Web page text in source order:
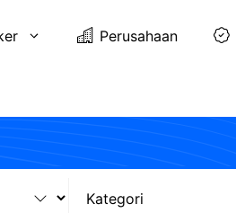
Perusahaan